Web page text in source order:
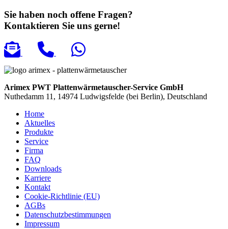
Sie haben noch offene Fragen?
Kontaktieren Sie uns gerne!
Arimex PWT Plattenwärmetauscher-Service GmbH
Nuthedamm 11, 14974 Ludwigsfelde (bei Berlin), Deutschland
Home
Aktuelles
Produkte
Service
Firma
FAQ
Downloads
Karriere
Kontakt
Cookie-Richtlinie (EU)
AGBs
Datenschutzbestimmungen
Impressum